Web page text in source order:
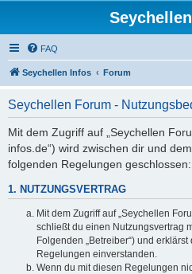
FAQ
Seychellen Infos Forum
Seychellen Forum -
Mit dem Zugriff auf „Seychellen
infos.de“) wird zwischen dir und
folgenden Regelungen geschlossen:
1. NUTZUNGSVERTRAG
Mit dem Zugriff auf „Seychellen
schließt du einen Nutzungsvertrag
Folgenden „Betreiber“) und
Regelungen einverstanden.
Wenn du mit diesen Regelungen